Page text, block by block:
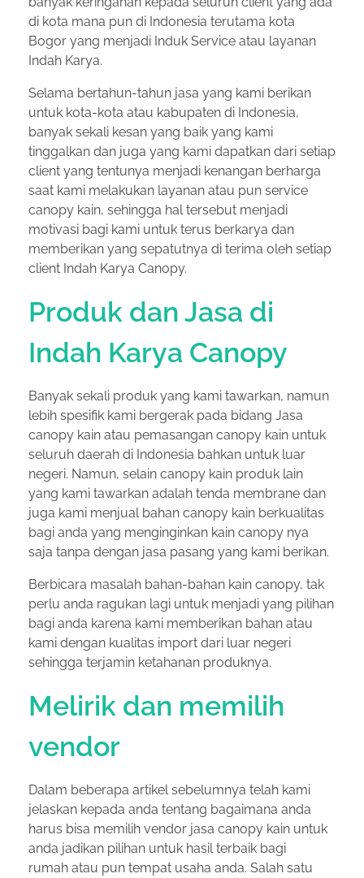
di kota mana pun di Indonesia terutama kota
Bogor yang menjadi Induk Service atau layanan
Indah Karya.
Selama bertahun-tahun jasa yang kami berikan
untuk kota-kota atau kabupaten di Indonesia,
banyak sekali kesan yang baik yang kami
tinggalkan dan juga yang kami dapatkan dari setiap
client yang tentunya menjadi kenangan berharga
saat kami melakukan layanan atau pun service
canopy kain, sehingga hal tersebut menjadi
motivasi bagi kami untuk terus berkarya dan
memberikan yang sepatutnya di terima oleh setiap
client Indah Karya Canopy.
Produk dan Jasa di
Indah Karya Canopy
Banyak sekali produk yang kami tawarkan, namun
lebih spesifik kami bergerak pada bidang Jasa
canopy kain atau pemasangan canopy kain untuk
seluruh daerah di Indonesia bahkan untuk luar
negeri. Namun, selain canopy kain produk lain
yang kami tawarkan adalah tenda membrane dan
juga kami menjual bahan canopy kain berkualitas
bagi anda yang menginginkan kain canopy nya
saja tanpa dengan jasa pasang yang kami berikan.
Berbicara masalah bahan-bahan kain canopy, tak
perlu anda ragukan lagi untuk menjadi yang pilihan
bagi anda karena kami memberikan bahan atau
kami dengan kualitas import dari luar negeri
sehingga terjamin ketahanan produknya.
Melirik dan memilih
vendor
Dalam beberapa artikel sebelumnya telah kami
jelaskan kepada anda tentang bagaimana anda
harus bisa memilih vendor jasa canopy kain untuk
anda jadikan pilihan untuk hasil terbaik bagi
rumah atau pun tempat usaha anda. Salah satu